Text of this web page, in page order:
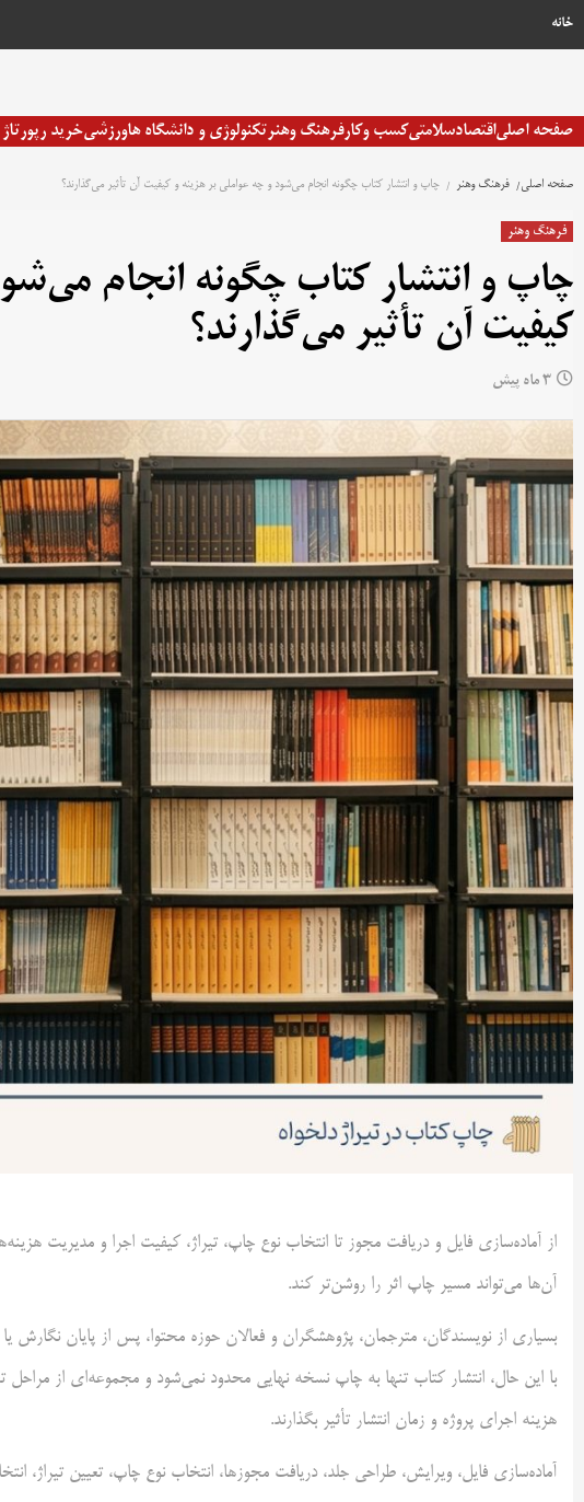
خانه
صفحه اصلیاقتصادسلامتیکسب وکارفرهنگ وهنرتکنولوژی و دانشگاه هاورزشیخرید رپورتاژ
صفحه اصلی فرهنگ وهنر چاپ و انتشار کتاب چگونه انجام می‌شود و چه عواملی بر هزینه و کیفیت آن تأثیر می‌گذارند؟
فرهنگ وهنر
چاپ و انتشار کتاب چگونه انجام
کیفیت آن تأثیر می‌گذارند؟
3 ماه پیش
از آماده‌سازی فایل و دریافت مجوز تا انتخاب نوع چاپ، تیراژ، کیفیت اجرا و مدیریت
آن‌ها می‌تواند مسیر چاپ اثر را روشن‌تر کند.
بسیاری از نویسندگان، مترجمان، پژوهشگران و فعالان حوزه محتوا، پس از پایان نگارش
با این حال، انتشار کتاب تنها به چاپ نسخه نهایی محدود نمی‌شود و مجموعه‌ای از
هزینه اجرای پروژه و زمان انتشار تأثیر بگذارند.
آماده‌سازی فایل، ویرایش، طراحی جلد، دریافت مجوزها، انتخاب نوع چاپ، تعیین